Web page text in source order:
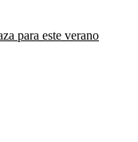
para este verano